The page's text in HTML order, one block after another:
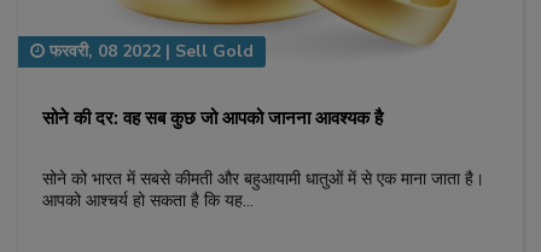
सोने की दर: वह सब कुछ जो आपको जानना आवश्यक है
फरवरी, 08 2022 | Sell Gold
सोने को भारत में सबसे कीमती और बहुआयामी धातुओं में से एक माना जाता है।
आपको आश्चर्य हो सकता है कि यह…